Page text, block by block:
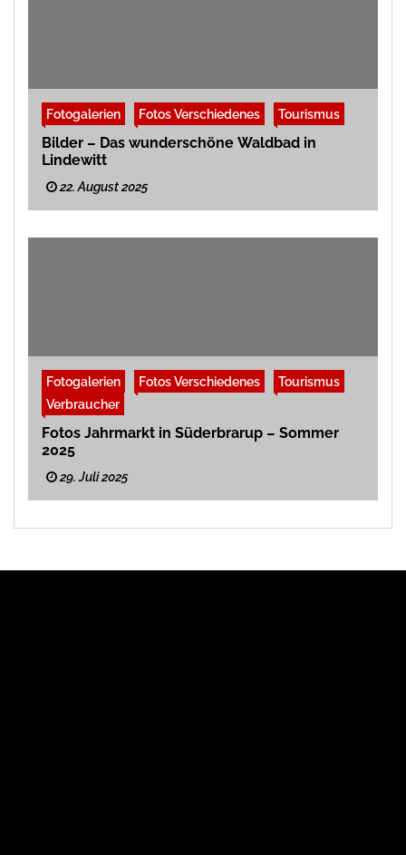
Fotogalerien Fotos Verschiedenes Tourismus
Bilder – Das wunderschöne Waldbad in
Lindewitt
22. August 2025
Fotogalerien Fotos Verschiedenes
Tourismus
Verbraucher
Fotos Jahrmarkt in Süderbrarup – Sommer
2025
29. Juli 2025